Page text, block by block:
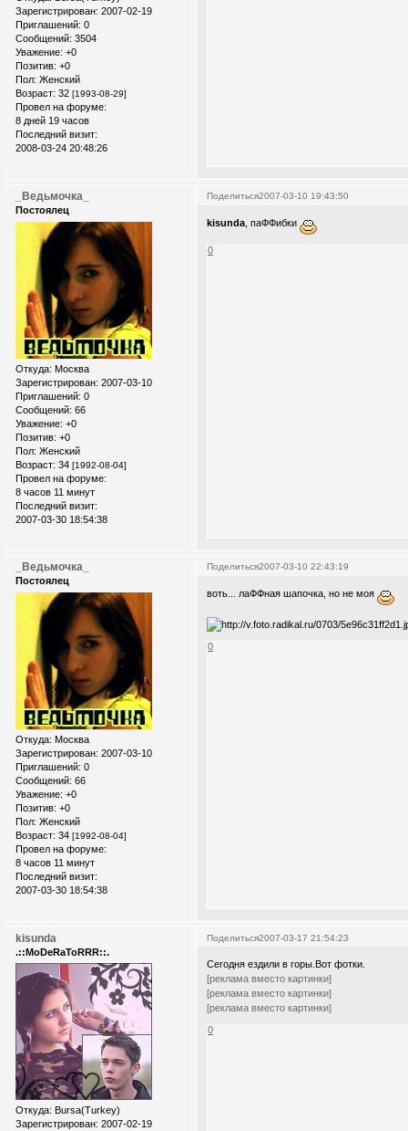
Зарегистрирован: 2007-02-19
Приглашений: 0
Сообщений: 3504
Уважение: +0
Позитив: +0
Пол: Женский
Возраст: 32 [1993-08-29]
Провел на форуме:
8 дней 19 часов
Последний визит:
2008-03-24 20:48:26
Поделиться2007-03-10 19:43:50
_Ведьмочка_
Постоялец
Откуда: Москва
Зарегистрирован: 2007-03-10
Приглашений: 0
Сообщений: 66
Уважение: +0
Позитив: +0
Пол: Женский
Возраст: 34 [1992-08-04]
Провел на форуме:
8 часов 11 минут
Последний визит:
2007-03-30 18:54:38
kisunda , паФФибки
0
Поделиться2007-03-10 22:43:19
_Ведьмочка_
Постоялец
Откуда: Москва
Зарегистрирован: 2007-03-10
Приглашений: 0
Сообщений: 66
Уважение: +0
Позитив: +0
Пол: Женский
Возраст: 34 [1992-08-04]
Провел на форуме:
8 часов 11 минут
Последний визит:
2007-03-30 18:54:38
воть... лаФФная шапочка, но не моя
0
Поделиться2007-03-17 21:54:23
kisunda
.::MoDeRaToRRR::.
Откуда: Bursa(Turkey)
Зарегистрирован: 2007-02-19
Сегодня ездили в горы.Вот фотки.
[реклама вместо картинки]
[реклама вместо картинки]
[реклама вместо картинки]
0